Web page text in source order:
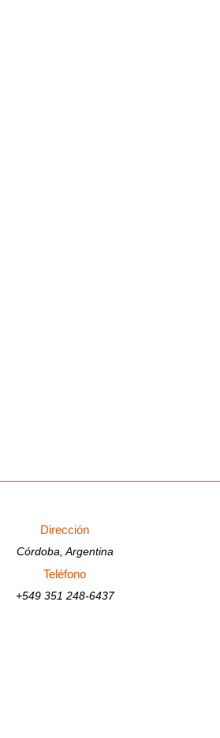
Dirección
Córdoba, Argentina
Teléfono
+549 351 248-6437